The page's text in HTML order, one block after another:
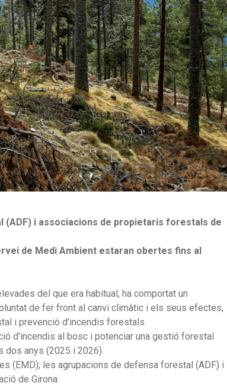
i associacions de propietaris forestals de
de Medi Ambient estaran obertes fins al
del que era habitual, ha comportat un
de fer front al canvi climàtic i els seus efectes,
i prevenció d'incendis forestals.
d'incendis al bosc i potenciar una gestió forestal
dos anys (2025 i 2026).
(EMD); les agrupacions de defensa forestal (ADF) i
de Girona.